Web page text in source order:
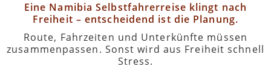
Eine Namibia Selbstfahrerreise klingt nach
Freiheit – entscheidend ist die Planung.
Route, Fahrzeiten und Unterkünfte müssen
zusammenpassen. Sonst wird aus Freiheit schnell
Stress.